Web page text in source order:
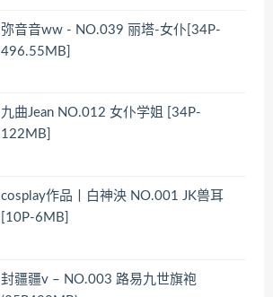
弥音音ww - NO.039 丽塔-女仆[34P-
496.55MB]
九曲Jean NO.012 女仆学姐 [34P-
122MB]
cosplay作品丨白神泱 NO.001 JK兽耳
[10P-6MB]
封疆疆v – NO.003 路易九世旗袍